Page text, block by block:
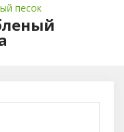
песок